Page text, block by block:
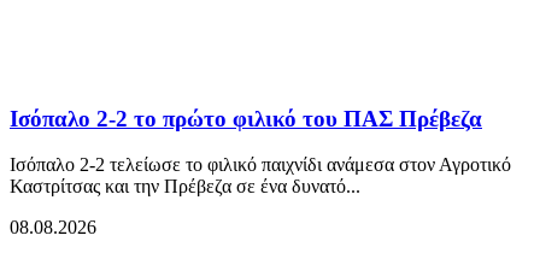
Ισόπαλο 2-2 το πρώτο φιλικό του ΠΑΣ Πρέβεζα
Ισόπαλο 2-2 τελείωσε το φιλικό παιχνίδι ανάμεσα στον Αγροτικό
Καστρίτσας και την Πρέβεζα σε ένα δυνατό...
08.08.2026